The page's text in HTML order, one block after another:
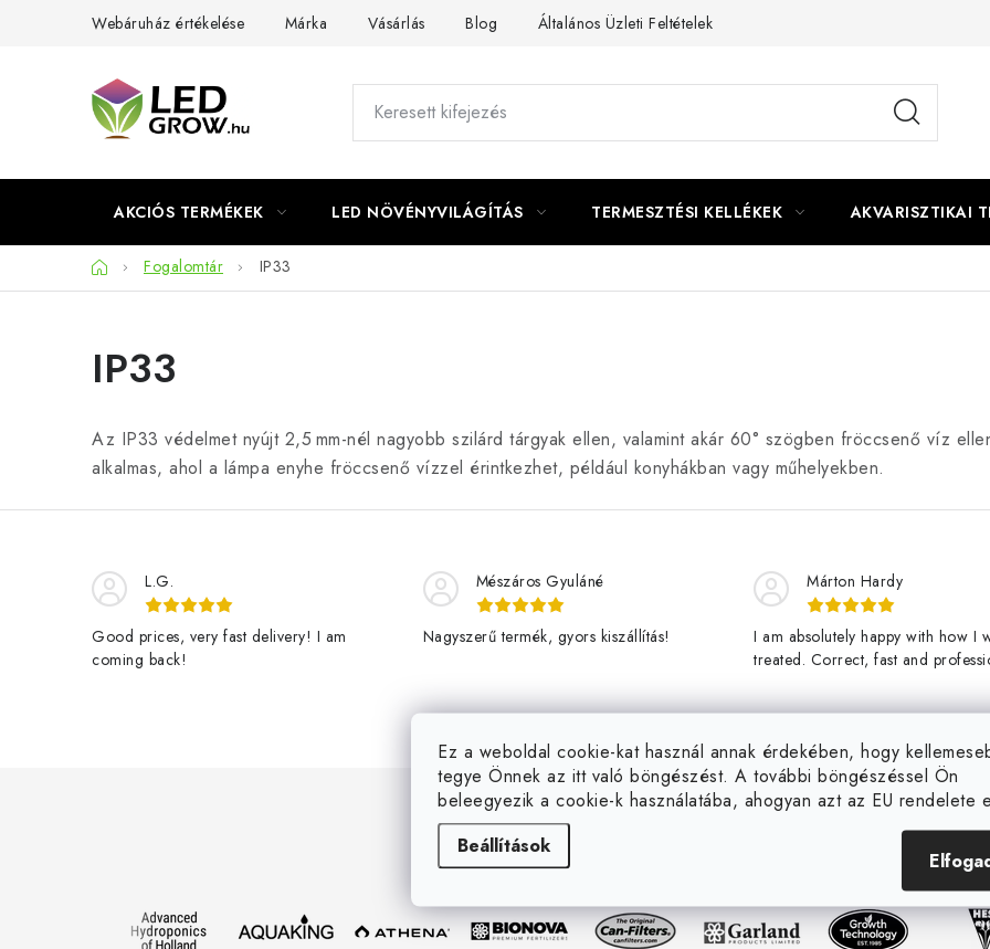
Ez a weboldal cookie-kat használ annak érdekében, hogy
tegye Önnek az itt való böngészést. A további böngészéssel Ön
beleegyezik a cookie-k használatába, ahogyan azt az EU rendelete
Beállítások
Webáruház értékelése Márka Vásárlás Blog Általános Üzleti Feltételek
AKCIÓS TERMÉKEK LED NÖVÉNYVILÁGÍTÁS TERMESZTÉSI KELLÉKEK AKVARISZTIKAI
KezdőlapFogalomtár IP33
IP33
Az IP33 védelmet nyújt 2,5 mm-nél nagyobb szilárd tárgyak ellen, valamint akár 60° szögben fröccsenő víz
alkalmas, ahol a lámpa enyhe fröccsenő vízzel érintkezhet, például konyhákban vagy műhelyekben.
L.G.
Good prices, very fast delivery! I am
coming back!
Mészáros Gyuláné
Nagyszerű termék, gyors kiszállítás!
Márton Hardy
I am absolutely happy with how I
treated. Correct, fast and
fast. Thanks Jan Stary and
veggies here! - Teljesen elégedett
webshoppal. Korrekt, gyors és
professzionális kiszolgálás,
nak. Üdv. rgy elégedett vásárlótól
erőteljesen növekvő zöldségektől!